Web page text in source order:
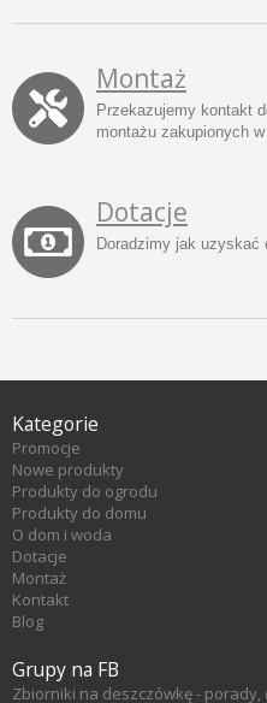
Montaż
Przekazujemy kontakt
montażu zakupionych
Dotacje
Doradzimy jak uzyskać
Kategorie
Promocje
Nowe produkty
Produkty do ogrodu
Produkty do domu
O dom i woda
Dotacje
Montaż
Kontakt
Blog
Grupy na FB
Zbiorniki na deszczówkę - porady,